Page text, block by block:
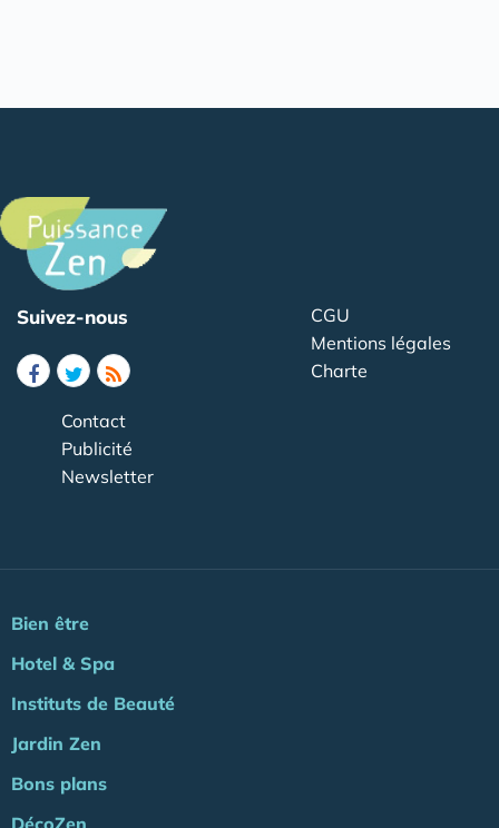
Suivez-nous
CGU
Mentions légales
Charte
Contact
Publicité
Newsletter
Bien être
Hotel & Spa
Instituts de Beauté
Jardin Zen
Bons plans